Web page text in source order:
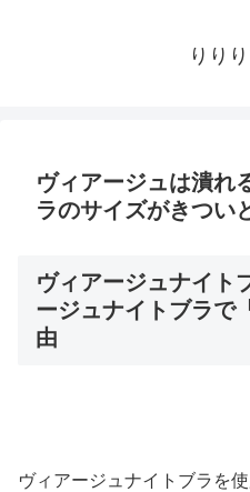
りり
ヴィアージュは潰れ
ラのサイズがきつい
ヴィアージュナイト
ージュナイトブラで
由
ヴィアージュナイトブラを